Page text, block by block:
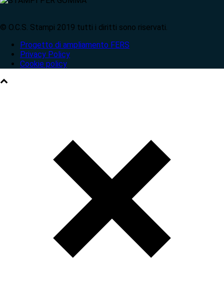
© O.C.S. Stampi 2019 tutti i diritti sono riservati.
Progetto di ampliamento FERS
Privacy Policy
Cookie policy